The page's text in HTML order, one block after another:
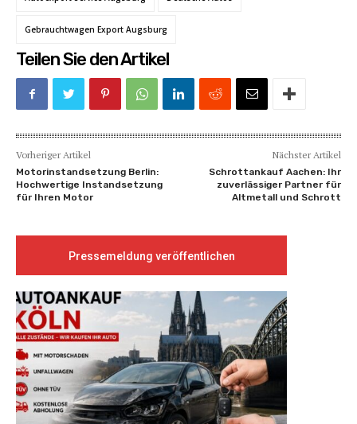
Gebrauchtwagen Export Augsburg
Teilen Sie den Artikel
Vorheriger Artikel
Motorinstandsetzung Berlin:
Hochwertige Instandsetzung
für Ihren Motor
Nächster Artikel
Schrottankauf Aachen: Ihr
zuverlässiger Partner für
Altmetall und Schrott
Pressemeldung veröffentlichen